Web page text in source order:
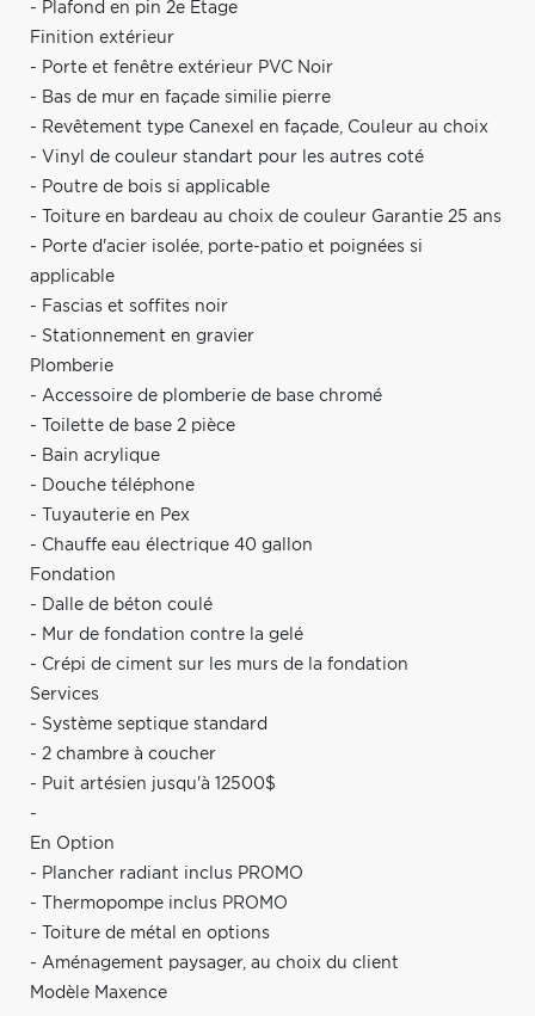
- Plafond en pin 2e Étage
Finition extérieur
- Porte et fenêtre extérieur PVC Noir
- Bas de mur en façade similie pierre
- Revêtement type Canexel en façade, Couleur au choix
- Vinyl de couleur standart pour les autres coté
- Poutre de bois si applicable
- Toiture en bardeau au choix de couleur Garantie 25 ans
- Porte d'acier isolée, porte-patio et poignées si
applicable
- Fascias et soffites noir
- Stationnement en gravier
Plomberie
- Accessoire de plomberie de base chromé
- Toilette de base 2 pièce
- Bain acrylique
- Douche téléphone
- Tuyauterie en Pex
- Chauffe eau électrique 40 gallon
Fondation
- Dalle de béton coulé
- Mur de fondation contre la gelé
- Crépi de ciment sur les murs de la fondation
Services
- Système septique standard
- 2 chambre à coucher
- Puit artésien jusqu'à 12500$
-
En Option
- Plancher radiant inclus PROMO
- Thermopompe inclus PROMO
- Toiture de métal en options
- Aménagement paysager, au choix du client
Modèle Maxence